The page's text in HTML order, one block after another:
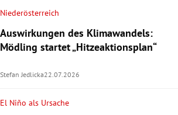
Niederösterreich
Auswirkungen des Klimawandels:
Mödling startet „Hitzeaktionsplan“
Stefan Jedlicka22.07.2026
El Niño als Ursache